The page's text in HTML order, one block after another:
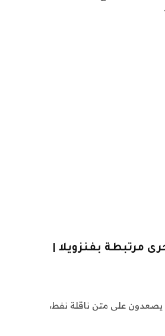
مرتبطة بفنزويلا |
يصعدون على متن ناقلة نفط،